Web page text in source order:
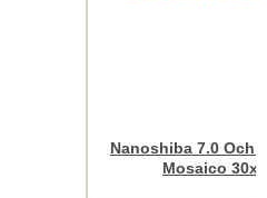
Nanoshiba 7.0
Mosaico